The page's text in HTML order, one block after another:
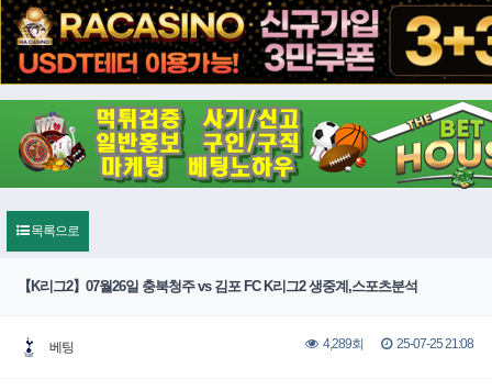
목록으로
【K리그2】07월26일 충북청주 vs 김포 FC K리그2 생중계,스포츠분석
베팅 4,289회 25-07-25 21:08